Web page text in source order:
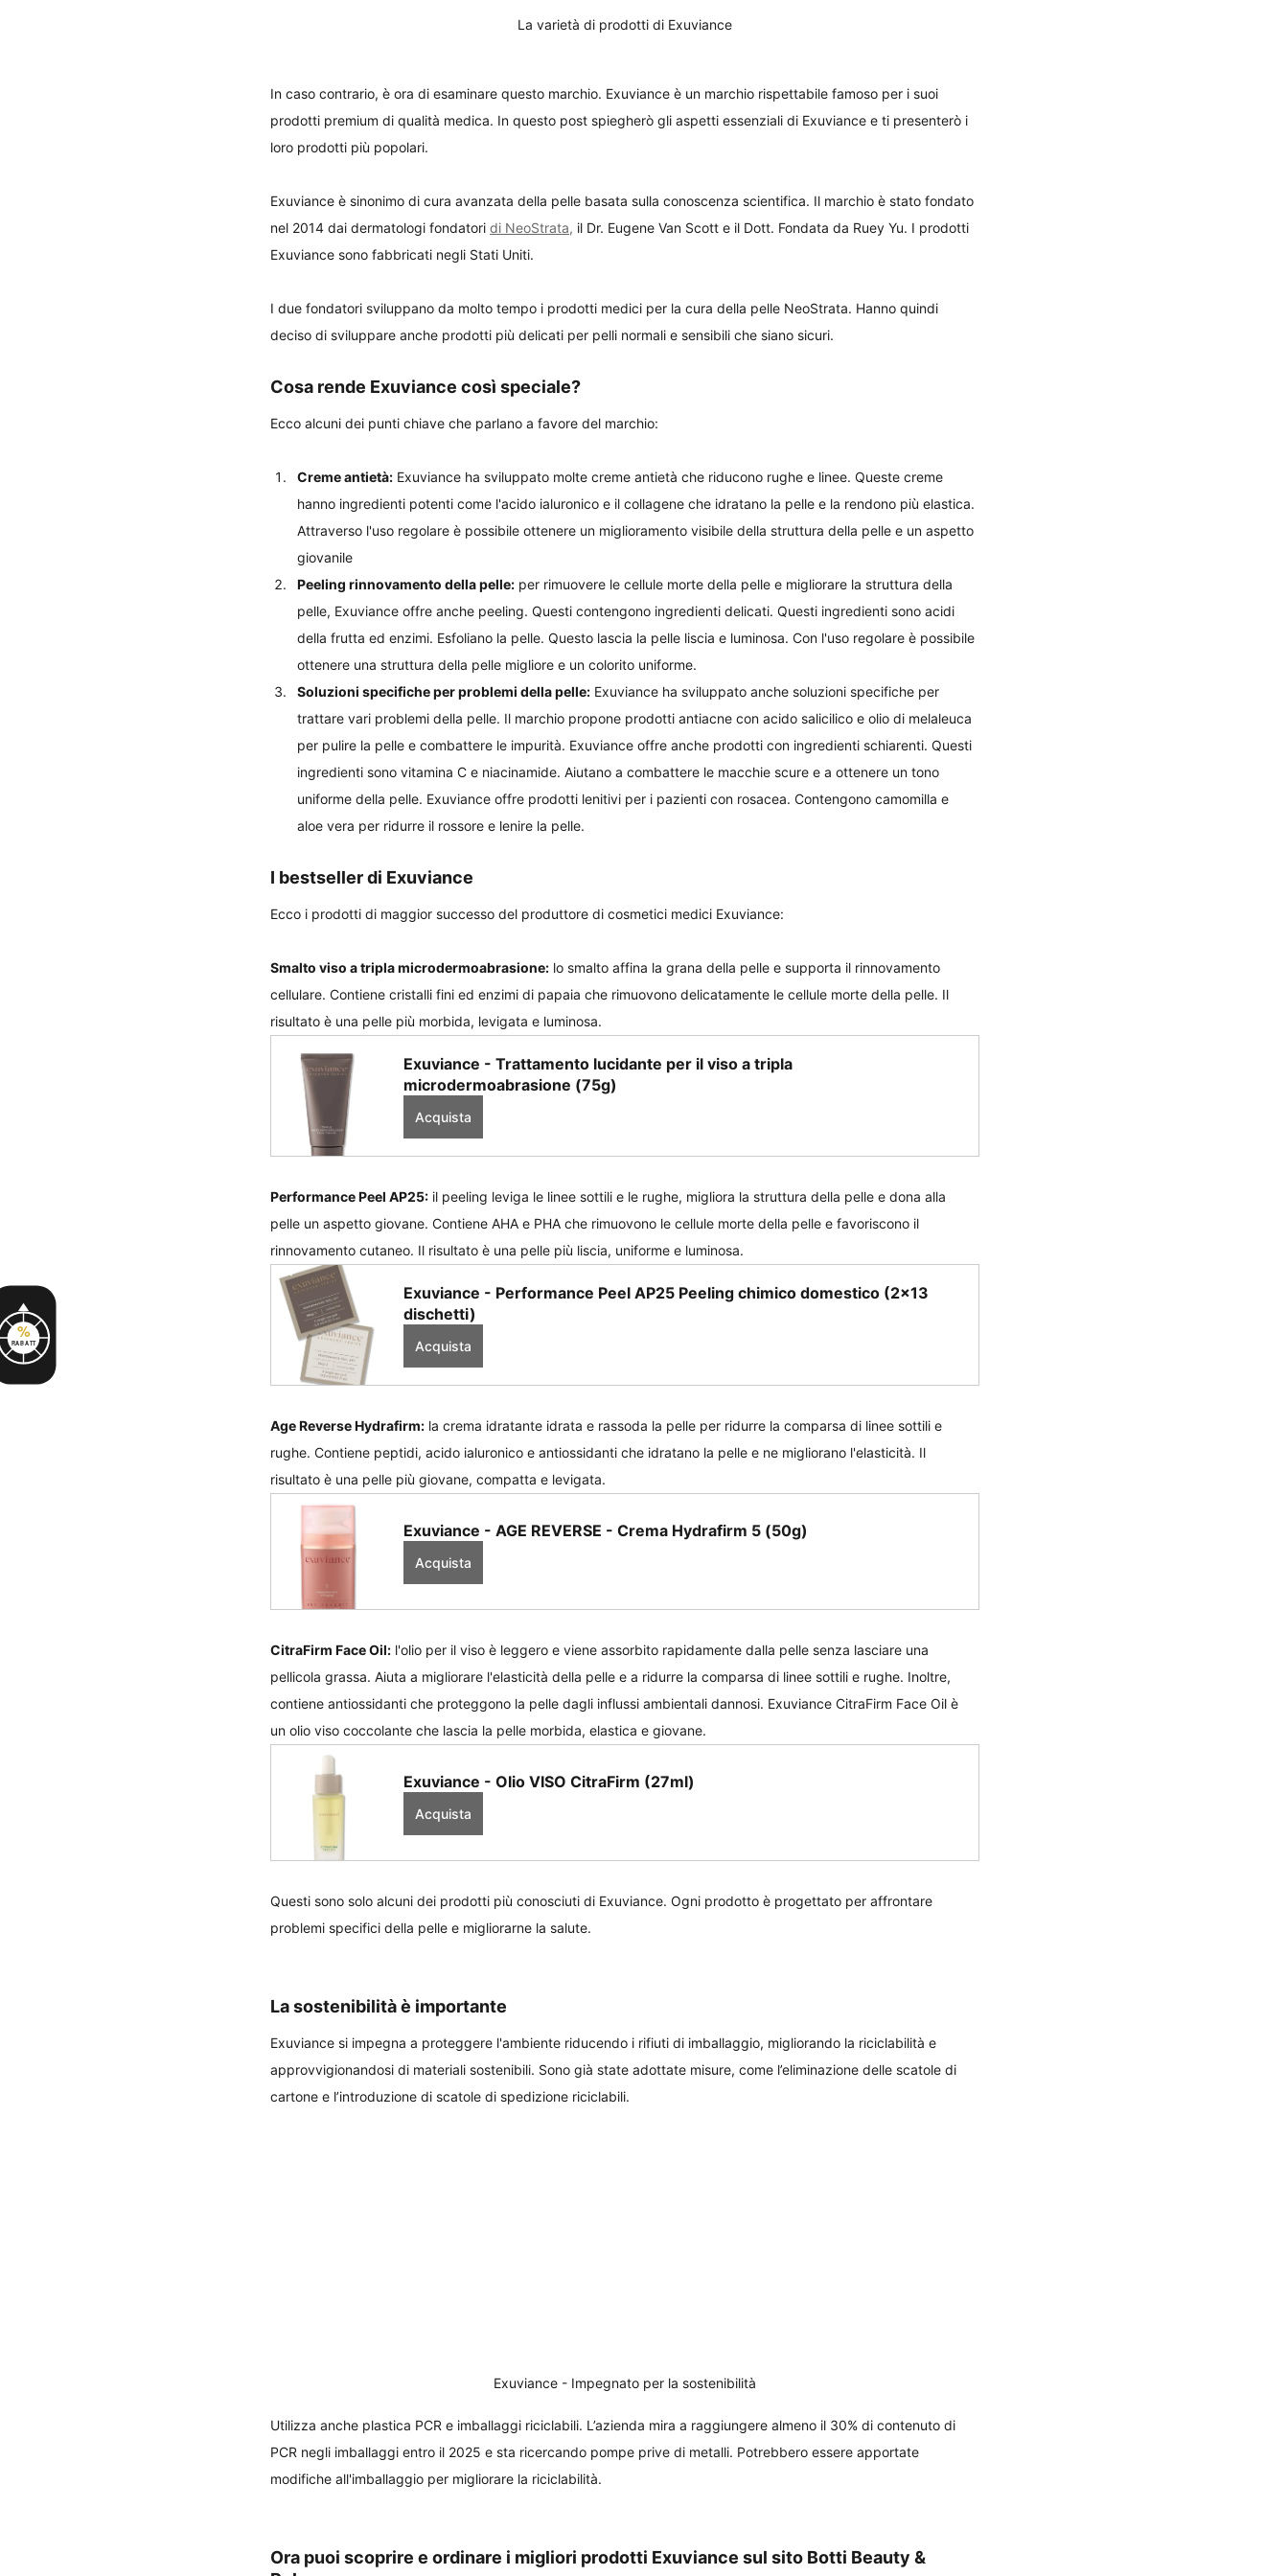
%
RABATT
La varietà di prodotti di Exuviance
In caso contrario, è ora di esaminare questo marchio. Exuviance è un marchio rispettabile famoso per i suoi
prodotti premium di qualità medica. In questo post spiegherò gli aspetti essenziali di Exuviance e ti presenterò i
loro prodotti più popolari.
Exuviance è sinonimo di cura avanzata della pelle basata sulla conoscenza scientifica. Il marchio è stato fondato
nel 2014 dai dermatologi fondatori di NeoStrata, il Dr. Eugene Van Scott e il Dott. Fondata da Ruey Yu. I prodotti
Exuviance sono fabbricati negli Stati Uniti.
I due fondatori sviluppano da molto tempo i prodotti medici per la cura della pelle NeoStrata. Hanno quindi
deciso di sviluppare anche prodotti più delicati per pelli normali e sensibili che siano sicuri.
Cosa rende Exuviance così speciale?
Ecco alcuni dei punti chiave che parlano a favore del marchio:
Creme antietà: Exuviance ha sviluppato molte creme antietà che riducono rughe e linee. Queste creme
hanno ingredienti potenti come l'acido ialuronico e il collagene che idratano la pelle e la rendono più elastica.
Attraverso l'uso regolare è possibile ottenere un miglioramento visibile della struttura della pelle e un aspetto
giovanile
Peeling rinnovamento della pelle: per rimuovere le cellule morte della pelle e migliorare la struttura della
pelle, Exuviance offre anche peeling. Questi contengono ingredienti delicati. Questi ingredienti sono acidi
della frutta ed enzimi. Esfoliano la pelle. Questo lascia la pelle liscia e luminosa. Con l'uso regolare è possibile
ottenere una struttura della pelle migliore e un colorito uniforme.
Soluzioni specifiche per problemi della pelle: Exuviance ha sviluppato anche soluzioni specifiche per
trattare vari problemi della pelle. Il marchio propone prodotti antiacne con acido salicilico e olio di melaleuca
per pulire la pelle e combattere le impurità. Exuviance offre anche prodotti con ingredienti schiarenti. Questi
ingredienti sono vitamina C e niacinamide. Aiutano a combattere le macchie scure e a ottenere un tono
uniforme della pelle. Exuviance offre prodotti lenitivi per i pazienti con rosacea. Contengono camomilla e
aloe vera per ridurre il rossore e lenire la pelle.
I bestseller di Exuviance
Ecco i prodotti di maggior successo del produttore di cosmetici medici Exuviance:
Smalto viso a tripla microdermoabrasione: lo smalto affina la grana della pelle e supporta il rinnovamento
cellulare. Contiene cristalli fini ed enzimi di papaia che rimuovono delicatamente le cellule morte della pelle. Il
risultato è una pelle più morbida, levigata e luminosa.
Exuviance - Trattamento lucidante per il viso a tripla
microdermoabrasione (75g)
Acquista
Performance Peel AP25: il peeling leviga le linee sottili e le rughe, migliora la struttura della pelle e dona alla
pelle un aspetto giovane. Contiene AHA e PHA che rimuovono le cellule morte della pelle e favoriscono il
rinnovamento cutaneo. Il risultato è una pelle più liscia, uniforme e luminosa.
Exuviance - Performance Peel AP25 Peeling chimico domestico (2x13
dischetti)
Acquista
Age Reverse Hydrafirm: la crema idratante idrata e rassoda la pelle per ridurre la comparsa di linee sottili e
rughe. Contiene peptidi, acido ialuronico e antiossidanti che idratano la pelle e ne migliorano l'elasticità. Il
risultato è una pelle più giovane, compatta e levigata.
Exuviance - AGE REVERSE - Crema Hydrafirm 5 (50g)
Acquista
CitraFirm Face Oil: l'olio per il viso è leggero e viene assorbito rapidamente dalla pelle senza lasciare una
pellicola grassa. Aiuta a migliorare l'elasticità della pelle e a ridurre la comparsa di linee sottili e rughe. Inoltre,
contiene antiossidanti che proteggono la pelle dagli influssi ambientali dannosi. Exuviance CitraFirm Face Oil è
un olio viso coccolante che lascia la pelle morbida, elastica e giovane.
Exuviance - Olio VISO CitraFirm (27ml)
Acquista
Questi sono solo alcuni dei prodotti più conosciuti di Exuviance. Ogni prodotto è progettato per affrontare
problemi specifici della pelle e migliorarne la salute.
La sostenibilità è importante
Exuviance si impegna a proteggere l'ambiente riducendo i rifiuti di imballaggio, migliorando la riciclabilità e
approvvigionandosi di materiali sostenibili. Sono già state adottate misure, come l’eliminazione delle scatole di
cartone e l’introduzione di scatole di spedizione riciclabili.
Exuviance - Impegnato per la sostenibilità
Utilizza anche plastica PCR e imballaggi riciclabili. L’azienda mira a raggiungere almeno il 30% di contenuto di
PCR negli imballaggi entro il 2025 e sta ricercando pompe prive di metalli. Potrebbero essere apportate
modifiche all'imballaggio per migliorare la riciclabilità.
Ora puoi scoprire e ordinare i migliori prodotti Exuviance sul sito Botti Beauty &